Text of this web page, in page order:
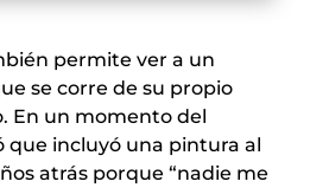
permite ver a un
se corre de su propio
En un momento del
que incluyó una pintura al
atrás porque “nadie me